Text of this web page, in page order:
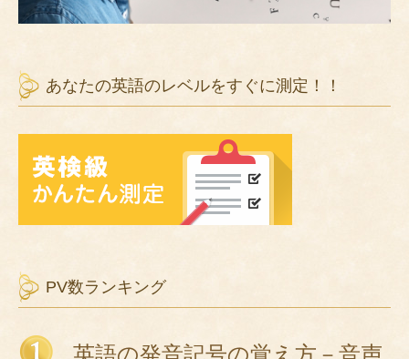
あなたの英語のレベルをすぐに測定！！
PV数ランキング